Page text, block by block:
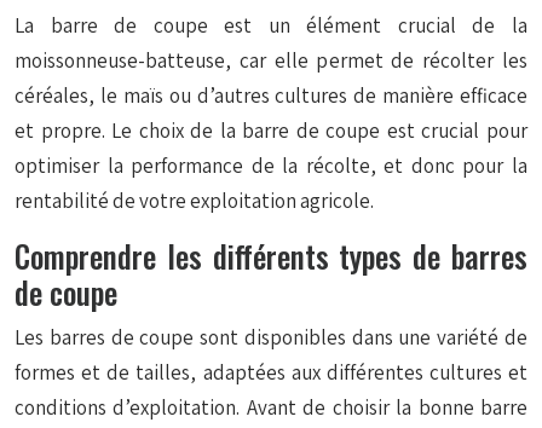
La barre de coupe est un élément crucial de la
moissonneuse-batteuse, car elle permet de récolter les
céréales, le maïs ou d’autres cultures de manière efficace
et propre. Le choix de la barre de coupe est crucial pour
optimiser la performance de la récolte, et donc pour la
rentabilité de votre exploitation agricole.
Comprendre les différents types de barres
de coupe
Les barres de coupe sont disponibles dans une variété de
formes et de tailles, adaptées aux différentes cultures et
conditions d’exploitation. Avant de choisir la bonne barre